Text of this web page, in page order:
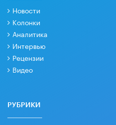
Новости
Колонки
Аналитика
Интервью
Рецензии
Видео
РУБРИКИ